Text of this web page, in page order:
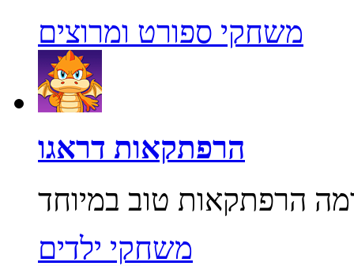
משחקי ספורט ומרוצים
הרפתקאות דראגו
משחקי ילדים